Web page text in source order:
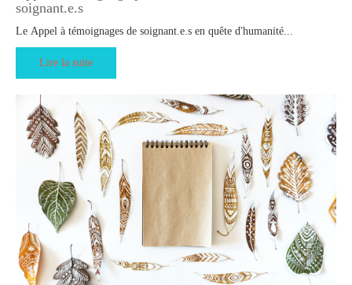
soignant.e.s
Le Appel à témoignages de soignant.e.s en quête d'humanité...
Lire la suite